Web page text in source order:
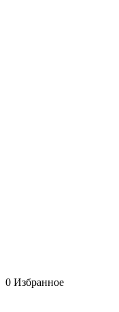
0 Избранное